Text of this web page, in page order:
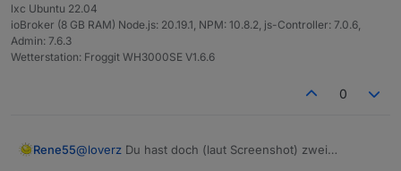
lxc Ubuntu 22.04
ioBroker (8 GB RAM) Node.js: 20.19.1, NPM: 10.8.2, js-Controller: 7.0.6,
Admin: 7.6.3
Wetterstation: Froggit WH3000SE V1.6.6
0
Rene55@loverz Du hast doch (laut Screenshot) zwei